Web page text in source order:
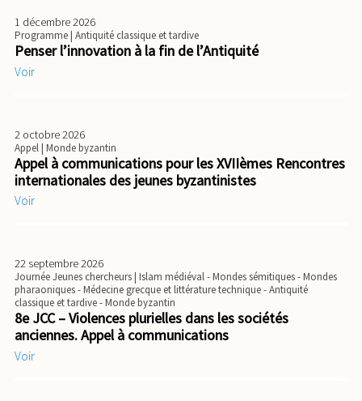
1 décembre 2026
Programme| Antiquité classique et tardive
Penser l’innovation à la fin de l’Antiquité
Voir
2 octobre 2026
Appel| Monde byzantin
Appel à communications pour les XVIIèmes Rencontres
internationales des jeunes byzantinistes
Voir
22 septembre 2026
Journée Jeunes chercheurs| Islam médiéval - Mondes sémitiques - Mondes
pharaoniques - Médecine grecque et littérature technique - Antiquité
classique et tardive - Monde byzantin
8e JCC – Violences plurielles dans les sociétés
anciennes. Appel à communications
Voir